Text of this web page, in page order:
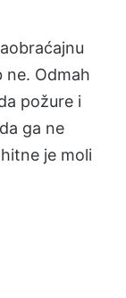
ne. Odmah
požure i
ga ne
je moli